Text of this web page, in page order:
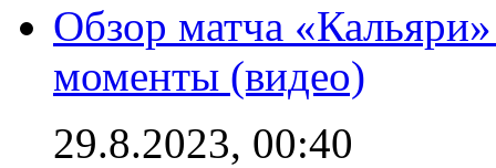
Обзор матча
моменты (видео)
29.8.2023, 00:40